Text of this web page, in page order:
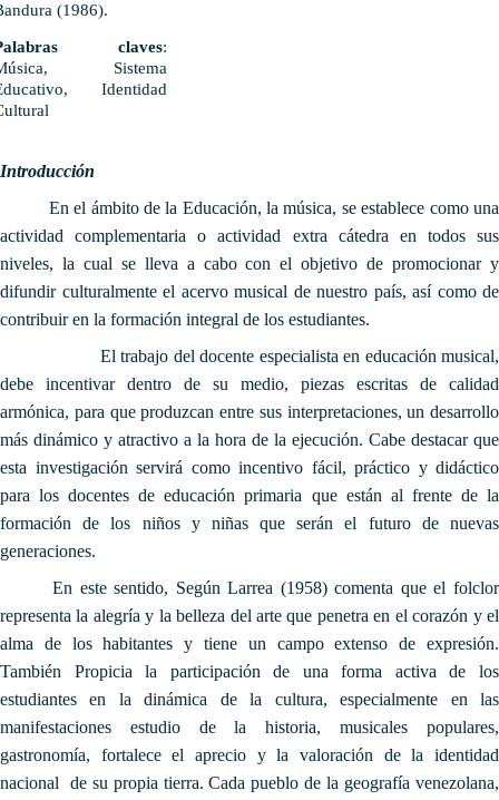
(1986).
claves:
Sistema
Identidad
Introducción
En el ámbito de la Educación, la música, se establece como una
actividad complementaria o actividad extra cátedra en todos sus
niveles, la cual se lleva a cabo con el objetivo de promocionar y
difundir culturalmente el acervo musical de nuestro país, así como de
contribuir en la formación integral de los estudiantes.
El trabajo del docente especialista en educación musical,
debe incentivar dentro de su medio, piezas escritas de calidad
armónica, para que produzcan entre sus interpretaciones, un desarrollo
más dinámico y atractivo a la hora de la ejecución. Cabe destacar que
esta investigación servirá como incentivo fácil, práctico y didáctico
para los docentes de educación primaria que están al frente de la
formación de los niños y niñas que serán el futuro de nuevas
generaciones.
En este sentido, Según Larrea (1958) comenta que el folclor
representa la alegría y la belleza del arte que penetra en el corazón y el
alma de los habitantes y tiene un campo extenso de expresión.
También Propicia la participación de una forma activa de los
estudiantes en la dinámica de la cultura, especialmente en las
manifestaciones estudio de la historia, musicales populares,
gastronomía, fortalece el aprecio y la valoración de la identidad
nacional de su propia tierra. Cada pueblo de la geografía venezolana,